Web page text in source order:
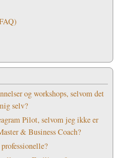
og workshops, selvom det
selv?
Pilot, selvom jeg ikke er
& Business Coach?